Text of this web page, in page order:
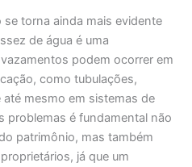
torna ainda mais evidente
de água é uma
podem ocorrer em
como tubulações,
mesmo em sistemas de
problemas é fundamental não
patrimônio, mas também
já que um